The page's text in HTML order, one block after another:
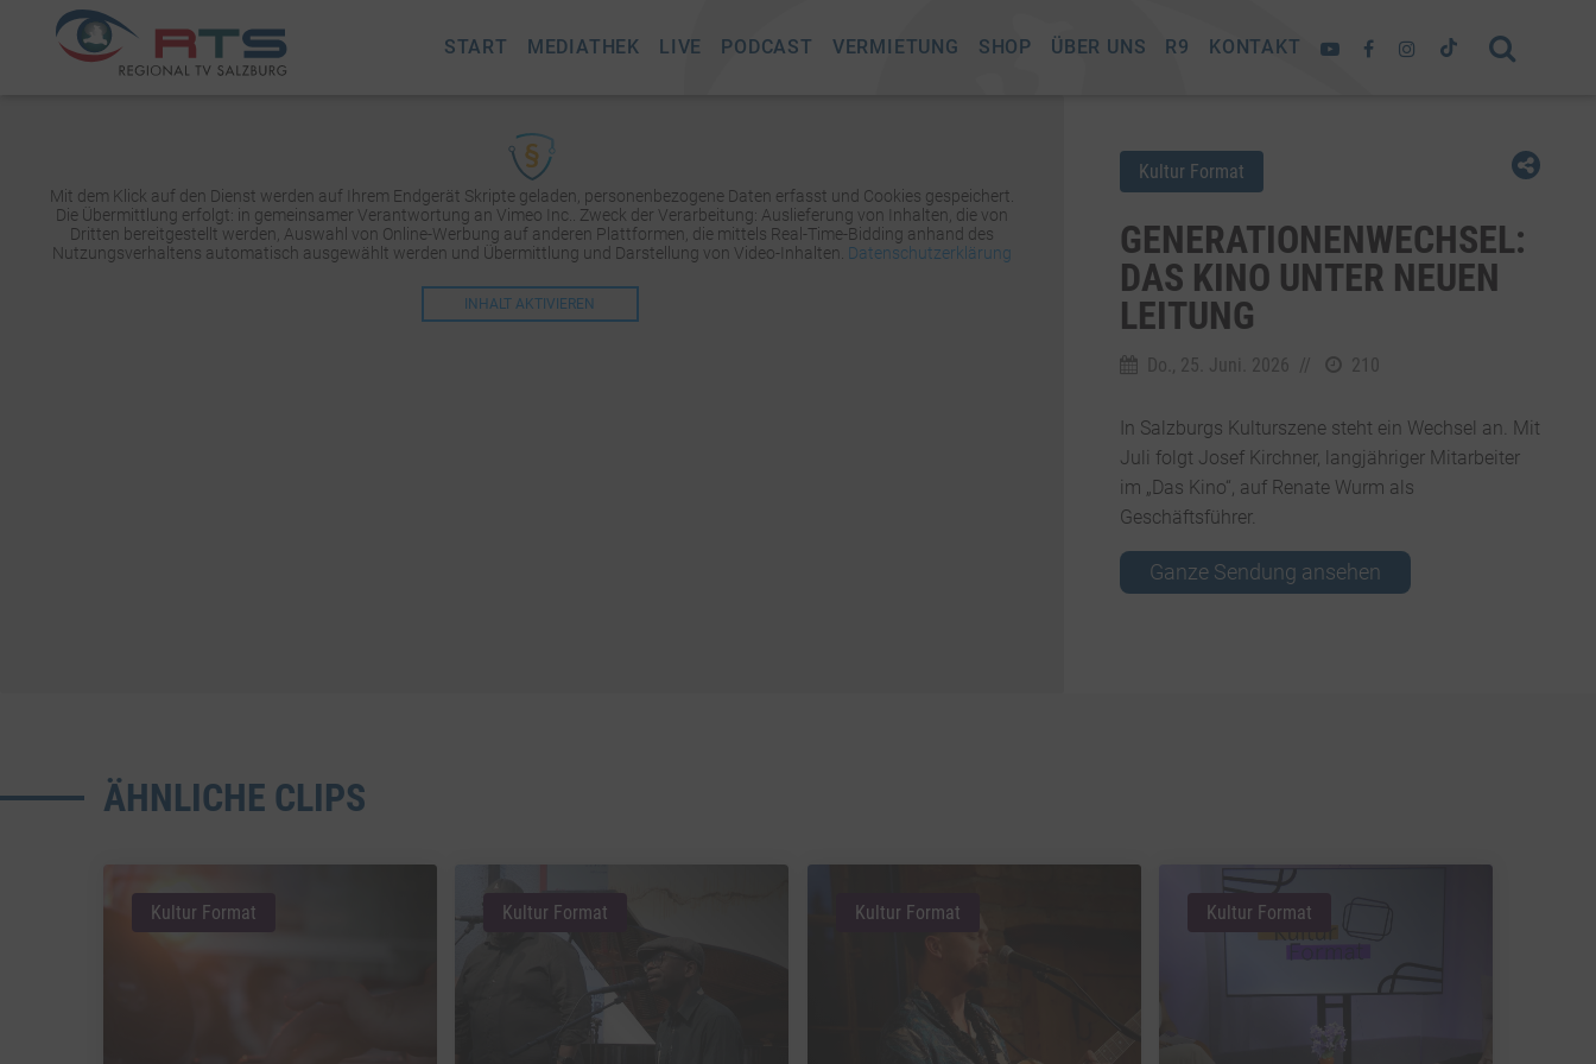
START MEDIATHEK LIVE PODCAST VERMIETUNG SHOP ÜBER UNS R9 KONTAKT
Mit dem Klick auf den Dienst werden auf Ihrem Endgerät Skripte geladen, personenbezogene Daten erfasst und Cookies gespeichert.
Die Übermittlung erfolgt: in gemeinsamer Verantwortung an Vimeo Inc.. Zweck der Verarbeitung: Auslieferung von Inhalten, die von
Dritten bereitgestellt werden, Auswahl von Online-Werbung auf anderen Plattformen, die mittels Real-Time-Bidding anhand des
Nutzungsverhaltens automatisch ausgewählt werden und Übermittlung und Darstellung von Video-Inhalten. Datenschutzerklärung
INHALT AKTIVIEREN
Kultur Format
GENERATIONENWECHSEL:
DAS KINO UNTER NEUEN
LEITUNG
Do., 25. Juni. 2026 // 210
In Salzburgs Kulturszene steht ein Wechsel an. Mit
Juli folgt Josef Kirchner, langjähriger Mitarbeiter
im „Das Kino“, auf Renate Wurm als
Geschäftsführer.
Ganze Sendung ansehen
ÄHNLICHE CLIPS
Kultur Format Kultur Format Kultur Format Kultur Format